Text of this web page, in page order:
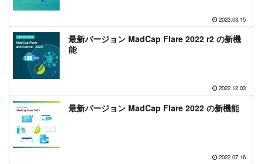
2023.03.15
最新バージョン MadCap Flare 2022 r2 の新機
能
2022.12.03
最新バージョン MadCap Flare 2022 の新機能
2022.07.16